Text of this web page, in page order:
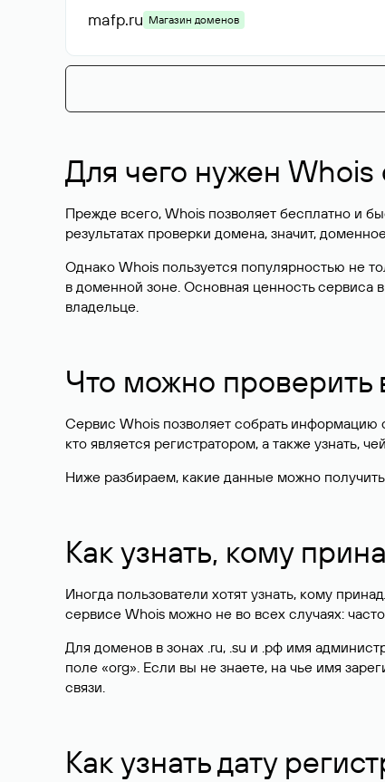
mafp.ru Магазин доменов
Для чего нужен Whois
Прежде всего, Whois позволяет бесплатно и
результатах проверки домена, значит,
Однако Whois пользуется популярностью не
в доменной зоне. Основная ценность
владельце.
Что можно
Сервис Whois позволяет собрать информацию
кто является регистратором, а также узнать,
Ниже разбираем, какие данные можно
Как узнать, кому
Иногда пользователи хотят узнать, кому
сервисе Whois можно не во всех случаях:
Для доменов в зонах .ru, .su и .рф имя
поле «org». Если вы не знаете, на чье имя
связи.
Как узнать дату